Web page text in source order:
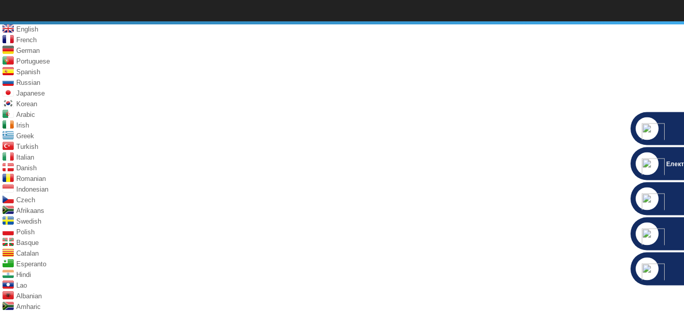
English
French
German
Portuguese
Spanish
Russian
Japanese
Korean
Arabic
Irish
Greek
Turkish
Italian
Danish
Romanian
Indonesian
Czech
Afrikaans
Swedish
Polish
Basque
Catalan
Esperanto
Hindi
Lao
Albanian
Amharic